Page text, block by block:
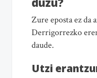
Zure eposta ez da
Derrigorrezko
daude.
Utzi